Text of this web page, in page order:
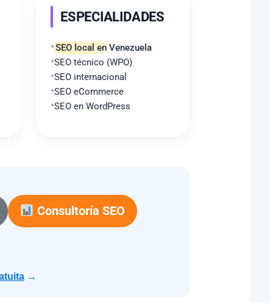
ESPECIALIDADES
SEO local en Venezuela
SEO técnico (WPO)
SEO internacional
SEO eCommerce
SEO en WordPress
Consultoría SEO
→